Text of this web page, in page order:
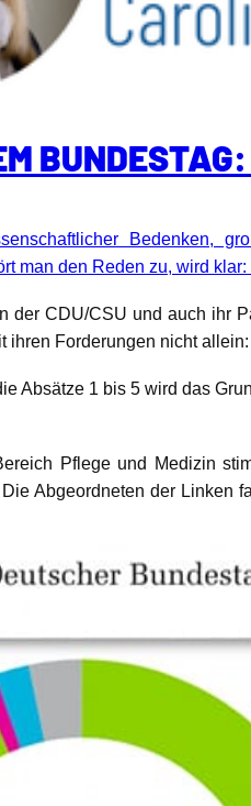
Bedenken,
man den Reden zu, wird
der CDU/CSU und auch ihr
ihren Forderungen nicht
Absätze 1 bis 5 wird das
Pflege und Medizin
Abgeordneten der Linken